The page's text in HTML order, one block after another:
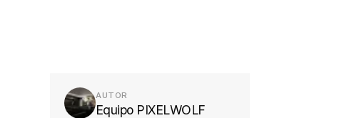
AUTOR
Equipo PIXELWOLF